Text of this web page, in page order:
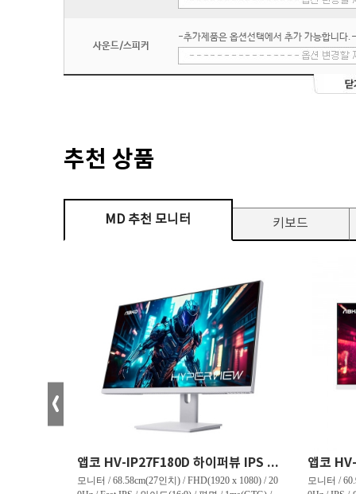
사운드/스피커
-추가제품은 옵션선택에서 추가 가능합니다.-
추천 상품
MD 추천 모니터 키보드
앱코 HV-IP27F180D 하이퍼뷰 IPS FHD 200 HDR 무결점
모니터 / 68.58cm(27인치) / FHD(1920 x 1080) / 20
모니터 /